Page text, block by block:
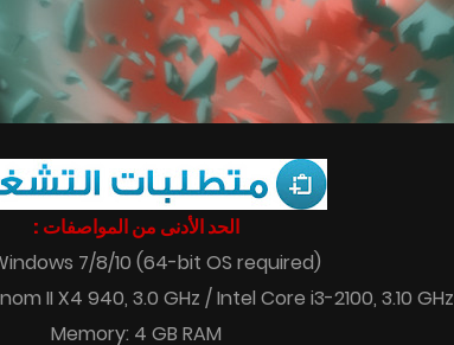
الحد الأدنى من المواصفات :
7/8/10 (64-bit OS required)
II X4 940, 3.0 GHz / Intel Core i3-2100, 3.10 GHz
Memory: 4 GB RAM